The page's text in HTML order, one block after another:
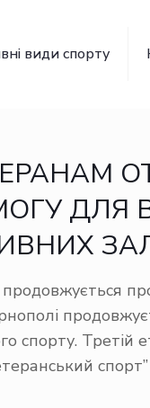
види спорту
ДЛЯ
спорту. Третій